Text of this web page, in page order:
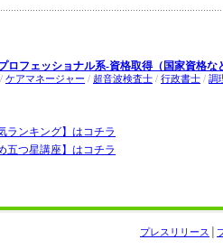
ロフェッショナル系-資格取得（国家資格な
/ ケアマネージャー / 超音波検査士 / 行政書士 / 調
ランキング】はコチラ
五つ星講座】はコチラ
プレスリリース